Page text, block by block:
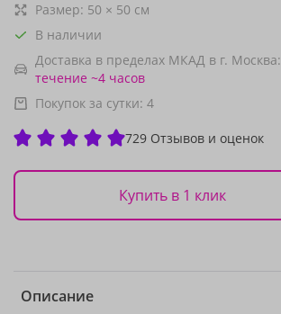
Размер: 50 × 50 см
В наличии
Доставка в пределах МКАД в г. Москва:
течение ~4 часов
Покупок за сутки: 4
729 Отзывов и оценок
Купить в 1 клик
Описание